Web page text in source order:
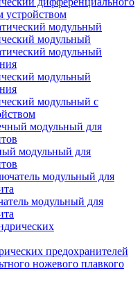
устройством
модульный
модульный
модульный с
модульный для
модульный для
предохранителей